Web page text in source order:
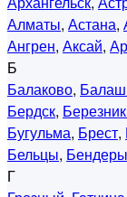
Алматы, Астана,
Ангрен, Аксай,
Б
Балаково,
Бердск,
Бугульма, Брест,
Бельцы, Бендеры
Г